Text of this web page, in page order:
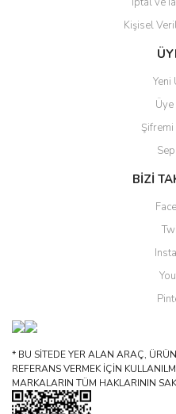
Kişisel
Yeni
BİZİ
* BU SİTEDE YER ALAN ARAÇ,
REFERANS VERMEK İÇİN
MARKALARIN TÜM HAKLARININ